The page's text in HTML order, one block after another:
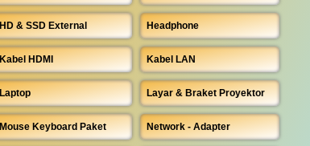
HD & SSD External Headphone
Kabel HDMI Kabel LAN
Laptop Layar & Braket Proyektor
Mouse Keyboard Paket Network - Adapter